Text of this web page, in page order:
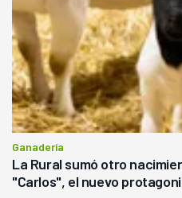
Ganadería
La Rural sumó otro
"Carlos", el nuevo